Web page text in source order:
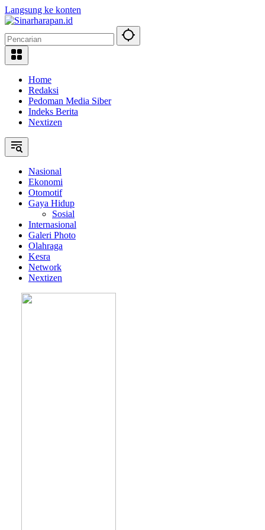
Langsung ke konten
Home
Redaksi
Pedoman Media Siber
Indeks Berita
Nextizen
Nasional
Ekonomi
Otomotif
Gaya Hidup
Sosial
Internasional
Galeri Photo
Olahraga
Kesra
Network
Nextizen